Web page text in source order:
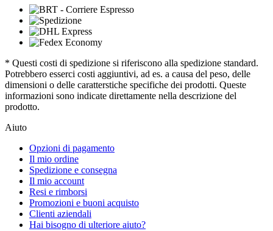
* Questi costi di spedizione si riferiscono alla spedizione standard.
Potrebbero esserci costi aggiuntivi, ad es. a causa del peso, delle
dimensioni o delle caratterstiche specifiche dei prodotti. Queste
informazioni sono indicate direttamente nella descrizione del
prodotto.
Aiuto
Opzioni di pagamento
Il mio ordine
Spedizione e consegna
Il mio account
Resi e rimborsi
Promozioni e buoni acquisto
Clienti aziendali
Hai bisogno di ulteriore aiuto?